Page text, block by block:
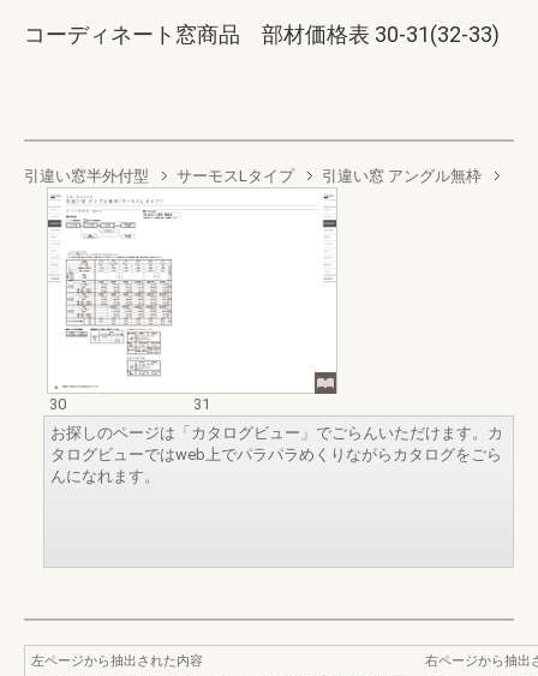
コーディネート窓商品 部材価格表 30-31(32-33)
引違い窓半外付型 サーモスLタイプ 引違い窓 アングル無枠
30
31
お探しのページは「カタログビュー」でごらんいただけます。カ
タログビューではweb上でパラパラめくりながらカタログをごら
んになれます。
左ページから抽出された内容
右ページから抽出